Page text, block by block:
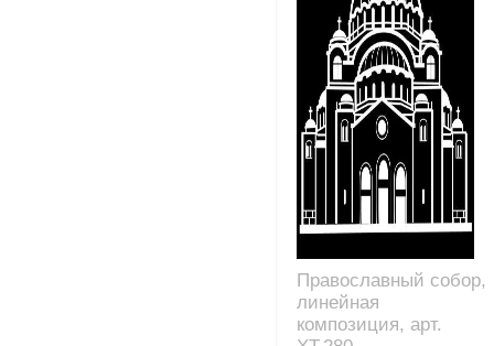
Православный собор,
линейная
композиция, арт.